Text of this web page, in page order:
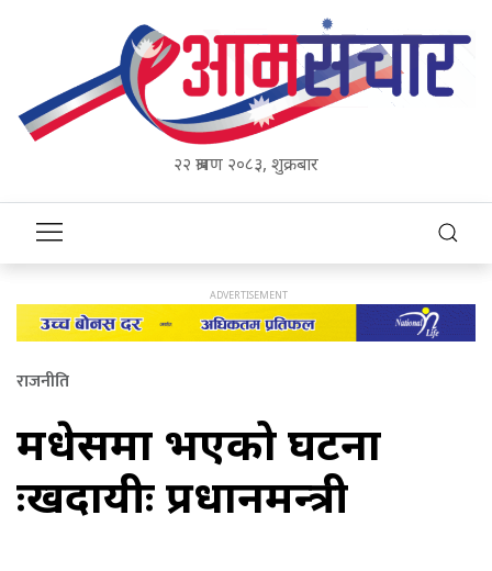
२२ श्रावण २०८३, शुक्रबार
राजनीति
मधेसमा भएको घटना
दुःखदायीः प्रधानमन्त्री